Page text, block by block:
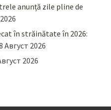
anunță zile pline de
în străinătate în 2026:
Август 2026
2026